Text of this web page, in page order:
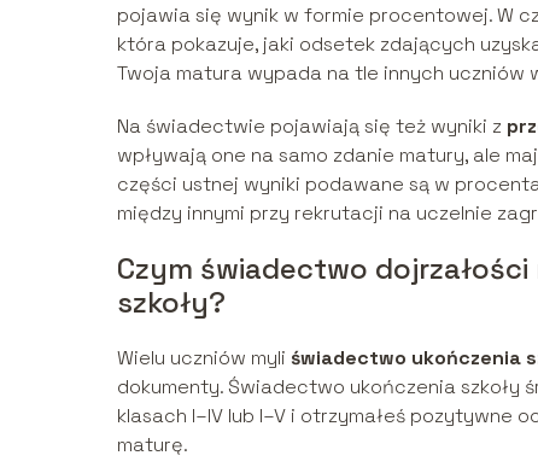
pojawia się wynik w formie procentowej. W
która pokazuje, jaki odsetek zdających
Twoja matura wypada na tle innych uczniów
Na świadectwie pojawiają się też wyniki z
wpływają one na samo zdanie matury, ale
części ustnej wyniki podawane są w
między innymi przy rekrutacji na uczelnie
Czym świadectwo
szkoły?
Wielu uczniów myli świadectwo ukończenia
dokumenty. Świadectwo ukończenia szkoły
klasach I–IV lub I–V i otrzymałeś pozytywne
maturę.